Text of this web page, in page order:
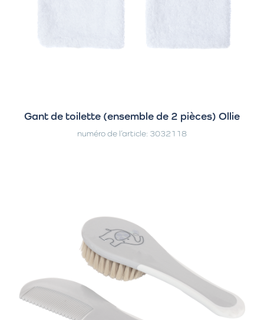
Gant de toilette (ensemble de 2 pièces) Ollie
numéro de l’article: 3032118